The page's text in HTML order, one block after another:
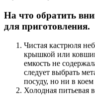
На что обратить
для приготовления.
Чистая кастрюля
крышкой или
емкость не
следует выбрать
посуду, но ни в
Холодная питьевая